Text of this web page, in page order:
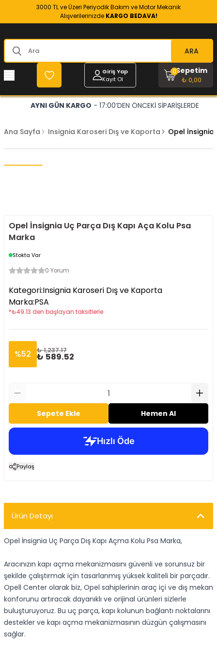
3000 TL ve Üzeri Periyodik Bakım ve Motor Mekanik
Alışverilerinizde KARGO BEDAVA!
ARA
Giriş Yap
Kayıt Ol
Sepetim
₺ 0,00
0
AYNI GÜN KARGO - 17:00’DEN ÖNCEKİ SİPARİŞLERDE
Ana Sayfa Insignia Karoseri Dış ve Kaporta Opel İnsignia
Opel İnsignia Uç Parça Dış Kapı Aça Kolu Psa
Marka
Stokta Var
0 Yorum
Kategori:Insignia Karoseri Dış ve Kaporta
Marka:PSA
*₺49.13 den başlayan taksitlerle
%52 ₺ 1,237.17
₺ 589.52
Sepete Ekle Hemen Al
Paylaş
Ürün Detayı
Opel İnsignia Uç Parça Dış Kapı Açma Kolu Psa Marka,
Aracınızın kapı açma mekanizmasını güvenli ve sorunsuz bir
şekilde çalıştırmak için tasarlanmış yüksek kaliteli bir parçadır.
Opell Center olarak biz, Opel sahiplerinin araç içi ve dış mekan
konforunu artıracak dayanıklı ve orijinal ürünleri sizlerle
buluşturuyoruz. Bu uç parça, kapı kolunun bağlantı noktalarını
destekler ve kapı açma mekanizmasının düzgün çalışmasını
sağlar.